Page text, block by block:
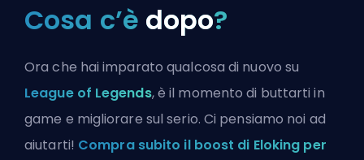
Cosa c’è dopo?
Ora che hai imparato qualcosa di nuovo su
League of Legends, è il momento di buttarti in
game e migliorare sul serio. Ci pensiamo noi ad
aiutarti! Compra subito il boost di Eloking per